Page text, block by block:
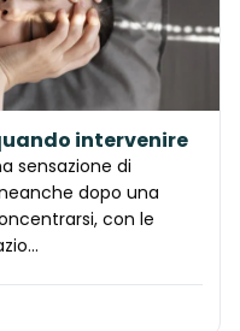
intervenire
sensazione di
dopo una
con le